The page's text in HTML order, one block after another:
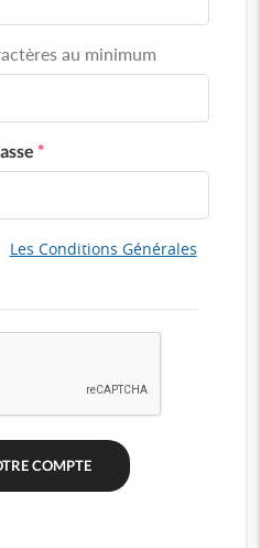
au minimum
*
Les Conditions Générales